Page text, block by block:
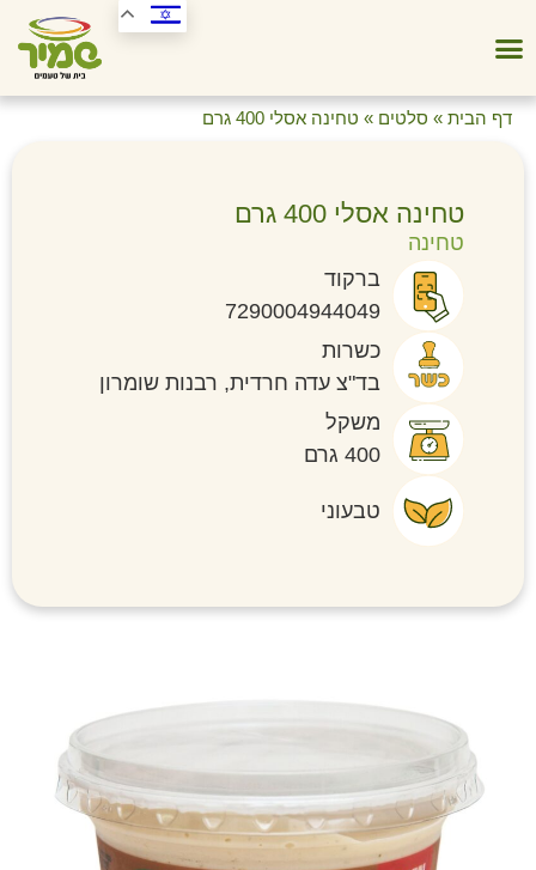
טחינה אסלי 400 גרם
טחינה
ברקוד
7290004944049
כשרות
בד"צ עדה חרדית, רבנות שומרון
משקל
400 גרם
טבעוני
דף הבית » סלטים » טחינה אסלי 400 גרם